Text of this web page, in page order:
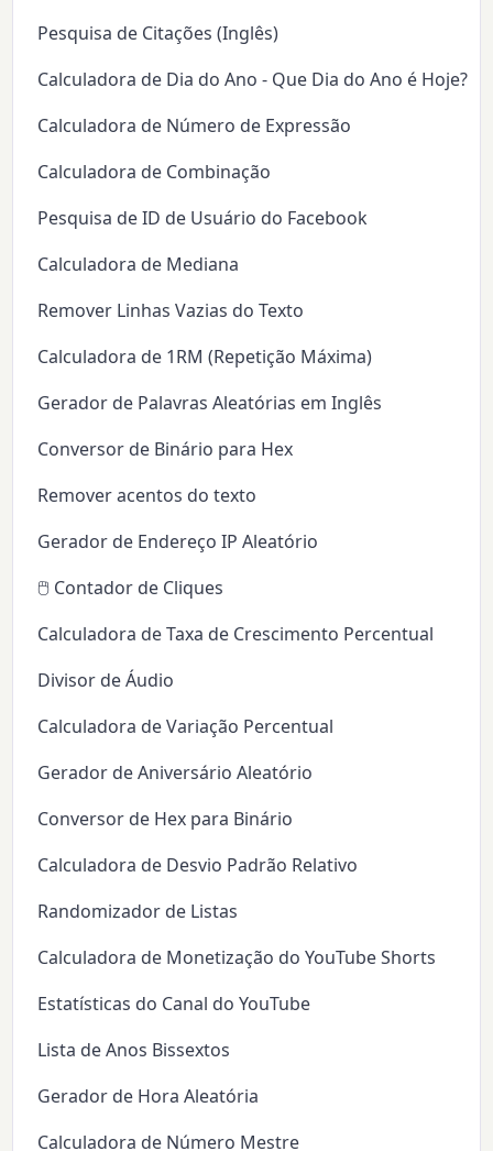
Pesquisa de Citações (Inglês)
Calculadora de Dia do Ano - Que Dia do Ano é Hoje?
Calculadora de Número de Expressão
Calculadora de Combinação
Pesquisa de ID de Usuário do Facebook
Calculadora de Mediana
Remover Linhas Vazias do Texto
Calculadora de 1RM (Repetição Máxima)
Gerador de Palavras Aleatórias em Inglês
Conversor de Binário para Hex
Remover acentos do texto
Gerador de Endereço IP Aleatório
🖱️ Contador de Cliques
Calculadora de Taxa de Crescimento Percentual
Divisor de Áudio
Calculadora de Variação Percentual
Gerador de Aniversário Aleatório
Conversor de Hex para Binário
Calculadora de Desvio Padrão Relativo
Randomizador de Listas
Calculadora de Monetização do YouTube Shorts
Estatísticas do Canal do YouTube
Lista de Anos Bissextos
Gerador de Hora Aleatória
Calculadora de Número Mestre